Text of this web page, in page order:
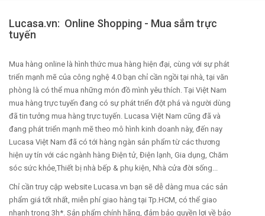
Lucasa.vn: Online Shopping - Mua sắm trực
tuyến
Mua hàng online là hình thức mua hàng hiện đại, cùng với sự phát
triển mạnh mẽ của công nghệ 4.0 bạn chỉ cần ngồi tại nhà, tại văn
phòng là có thể mua những món đồ mình yêu thích. Tại Việt Nam
mua hàng trực tuyến đang có sự phát triển đột phá và người dùng
đã tin tưởng mua hàng trực tuyến. Lucasa Việt Nam cũng đã và
đang phát triển mạnh mẽ theo mô hình kinh doanh này, đến nay
Lucasa Việt Nam đã có tới hàng ngàn sản phẩm từ các thương
hiện uy tín với các ngành hàng Điện tử, Điện lạnh, Gia dụng, Chăm
sóc sức khỏe,Thiết bị nhà bếp & phụ kiện, Nhà cửa đời sống...
Chỉ cần truy cập website Lucasa.vn bạn sẽ dễ dàng mua các sản
phẩm giá tốt nhất, miễn phí giao hàng tại Tp.HCM, có thể giao
nhanh trong 3h*. Sản phẩm chính hãng, đảm bảo quyền lợi về bảo